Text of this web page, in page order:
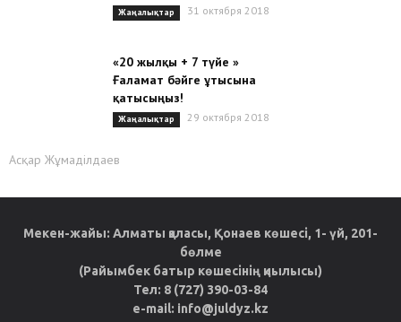
Жаңалықтар 31 октября 2018
«20 жылқы + 7 түйе »
Ғаламат бәйге ұтысына
қатысыңыз!
Жаңалықтар 29 октября 2018
Асқар Жұмаділдаев
Мекен-жайы: Алматы қаласы, Қонаев көшесі, 1- үй, 201-
бөлме
(Райымбек батыр көшесінің қиылысы)
Тел: 8 (727) 390-03-84
e-mail: info@juldyz.kz